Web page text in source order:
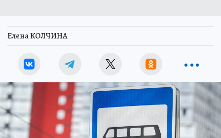
Елена КОЛЧИНА